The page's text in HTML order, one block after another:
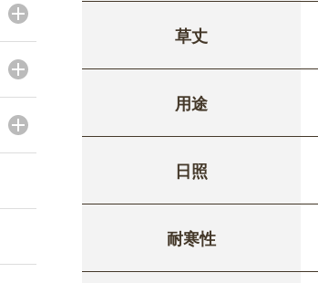
草丈
用途
日照
耐寒性